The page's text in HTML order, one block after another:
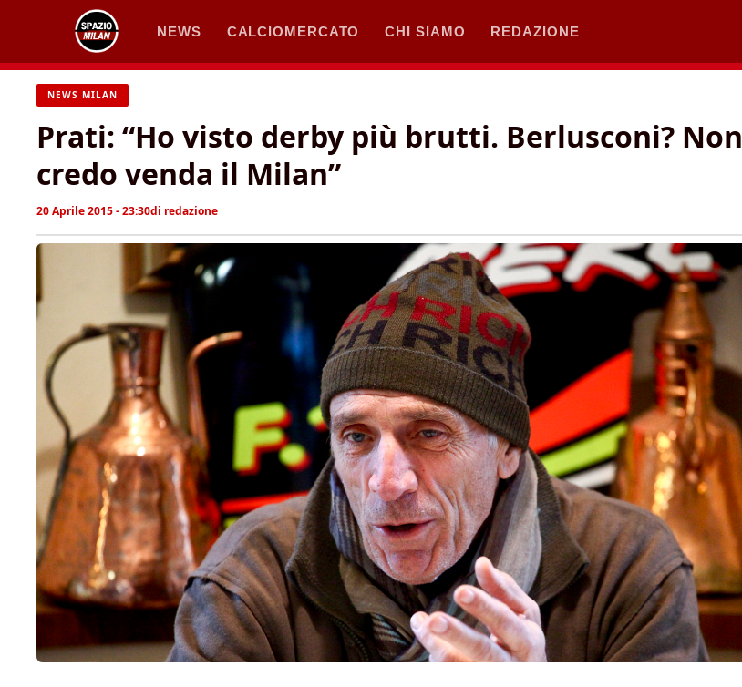
contenuto
NEWS CALCIOMERCATO CHI SIAMO REDAZIONE
NEWS MILAN
Prati: “Ho visto derby più brutti. Berlusconi? Non
credo venda il Milan”
20 Aprile 2015 - 23:30di redazione